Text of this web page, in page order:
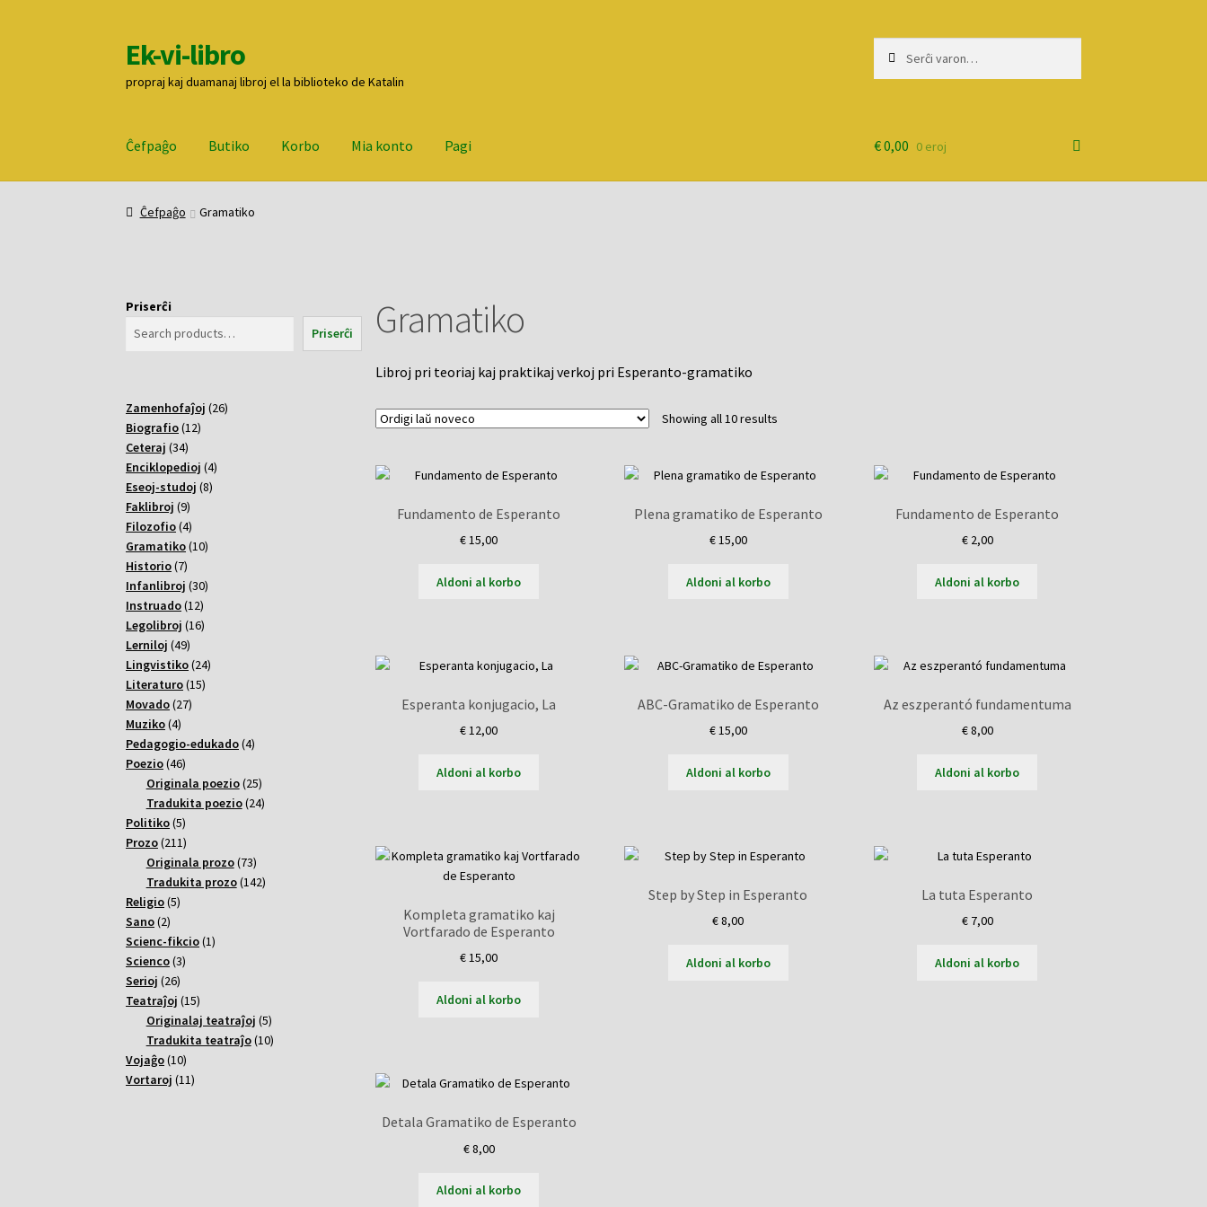
Pretersalti
al
navigado
Iri
rekte
al
enhavo
Ek-vi-libro
propraj kaj duamanaj libroj el la biblioteko de Katalin
Ĉefpaĝo Butiko Korbo Mia konto Pagi
ĈefpaĝoButiko Korbo
€0,00 0 eroj
Ĉefpaĝo Gramatiko
Gramatiko
Libroj pri teoriaj kaj praktikaj verkoj pri Esperanto-gramatiko
Showing all 10 resultsSorted
Fundamento de Esperanto
€15,00
Aldoni al korbo
Plena gramatiko de Esperanto
€15,00
Aldoni al korbo
Fundamento de Esperanto
€2,00
Aldoni al korbo
Esperanta konjugacio, La
€12,00
Aldoni al korbo
ABC-Gramatiko de Esperanto
€15,00
Aldoni al korbo
Az eszperantó fundamentuma
€8,00
Aldoni al korbo
Kompleta gramatiko kaj
Vortfarado de Esperanto
€15,00
Aldoni al korbo
Step by Step in Esperanto
€8,00
Aldoni al korbo
La tuta Esperanto
€7,00
Aldoni al korbo
Detala Gramatiko de Esperanto
€8,00
Aldoni al korbo
Priserĉi
Priserĉi
Zamenhofaĵoj 2626
Biografio 1212
Ceteraj 3434
varoj
Enciklopedioj 44
Eseoj-studoj 88
Faklibroj 99
varoj
Filozofio 44
varoj
Gramatiko 1010
Historio 77
varoj
Infanlibroj 3030
Instruado 1212
varoj
Legolibroj 1616
Lerniloj 4949
varoj
Lingvistiko 2424
Literaturo 1515
Movado 2727
Muziko 44
varoj
Pedagogio-edukado 44
Poezio 4646
varoj
Originala poezio 2525
varoj
Tradukita poezio 2424
Politiko 55
varoj
Prozo 211211
varoj
Originala prozo 7373
varoj
Tradukita prozo 142142
Religio 55
Sano 22
varoj
Scienc-fikcio 11
Scienco 33
Serioj 2626
varoj
Teatraĵoj 1515
varoj
Originalaj teatraĵoj 55
varoj
Tradukita teatraĵo 1010
Vojaĝo 1010
varoj
Vortaroj 1111